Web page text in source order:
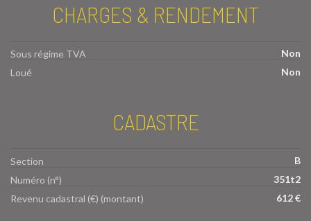
CHARGES & RENDEMENT
Sous régime TVA
Non
Loué
Non
CADASTRE
Section
B
Numéro (n°)
351t2
Revenu cadastral (€) (montant)
612 €